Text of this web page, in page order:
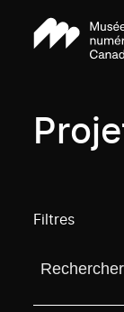
Filtres
Trouvez un